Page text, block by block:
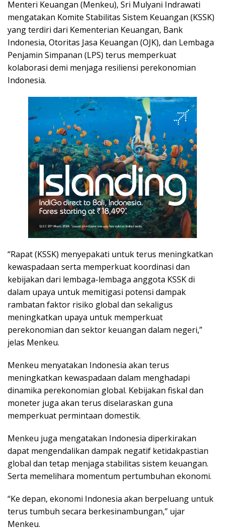
Menteri Keuangan (Menkeu), Sri Mulyani Indrawati
mengatakan Komite Stabilitas Sistem Keuangan (KSSK)
yang terdiri dari Kementerian Keuangan, Bank
Indonesia, Otoritas Jasa Keuangan (OJK), dan Lembaga
Penjamin Simpanan (LPS) terus memperkuat
kolaborasi demi menjaga resiliensi perekonomian
Indonesia.
“Rapat (KSSK) menyepakati untuk terus meningkatkan
kewaspadaan serta memperkuat koordinasi dan
kebijakan dari lembaga-lembaga anggota KSSK di
dalam upaya untuk memitigasi potensi dampak
rambatan faktor risiko global dan sekaligus
meningkatkan upaya untuk memperkuat
perekonomian dan sektor keuangan dalam negeri,”
jelas Menkeu.
Menkeu menyatakan Indonesia akan terus
meningkatkan kewaspadaan dalam menghadapi
dinamika perekonomian global. Kebijakan fiskal dan
moneter juga akan terus diselaraskan guna
memperkuat permintaan domestik.
Menkeu juga mengatakan Indonesia diperkirakan
dapat mengendalikan dampak negatif ketidakpastian
global dan tetap menjaga stabilitas sistem keuangan.
Serta memelihara momentum pertumbuhan ekonomi.
“Ke depan, ekonomi Indonesia akan berpeluang untuk
terus tumbuh secara berkesinambungan,” ujar
Menkeu.